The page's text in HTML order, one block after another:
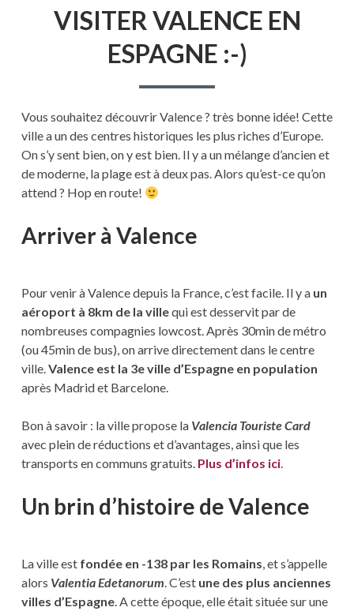
VALENCE
EN
ESPAGNE
:-)
VISITER VALENCE EN
ESPAGNE :-)
Vous souhaitez découvrir Valence ? très bonne idée! Cette
ville a un des centres historiques les plus riches d’Europe.
On s’y sent bien, on y est bien. Il y a un mélange d’ancien et
de moderne, la plage est à deux pas. Alors qu’est-ce qu’on
attend ? Hop en route!
Arriver à Valence
Pour venir à Valence depuis la France, c’est facile. Il y a un
aéroport à 8km de la villequi est desservit par de
nombreuses compagnies lowcost. Après 30min de métro
(ou 45min de bus), on arrive directement dans le centre
ville.Valence est la 3e ville d’Espagne en population
après Madrid et Barcelone.
Bon à savoir : la ville propose la Valencia Touriste Card
avec plein de réductions et d’avantages, ainsi que les
transports en communs gratuits. Plus d’infos ici.
Un brin d’histoire de Valence
La ville est fondée en -138 par les Romains, et s’appelle
alors Valentia Edetanorum. C’est une des plus anciennes
villes d’Espagne. A cette époque, elle était située sur une